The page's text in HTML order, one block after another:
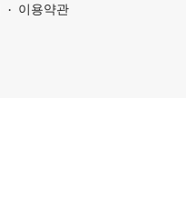
이용약관